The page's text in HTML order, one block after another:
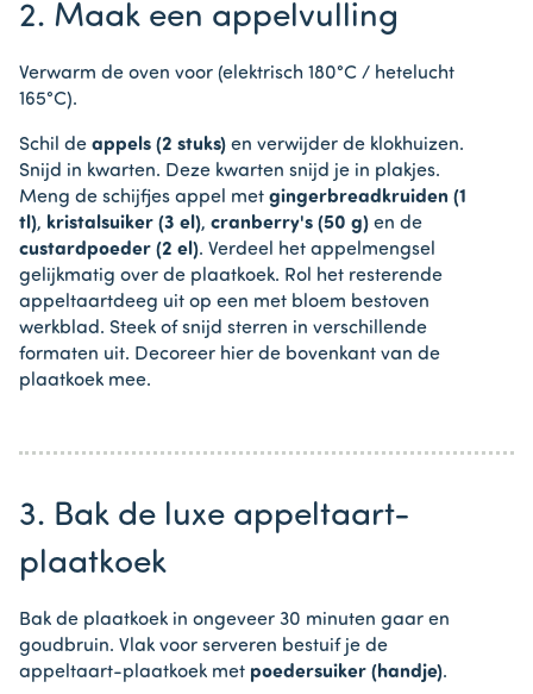
2. Maak een appelvulling
Verwarm de oven voor (elektrisch 180°C / hetelucht
165°C).
Schil de appels (2 stuks) en verwijder de klokhuizen.
Snijd in kwarten. Deze kwarten snijd je in plakjes.
Meng de schijfjes appel met gingerbreadkruiden (1
tl), kristalsuiker (3 el), cranberry's (50 g) en de
custardpoeder (2 el). Verdeel het appelmengsel
gelijkmatig over de plaatkoek. Rol het resterende
appeltaartdeeg uit op een met bloem bestoven
werkblad. Steek of snijd sterren in verschillende
formaten uit. Decoreer hier de bovenkant van de
plaatkoek mee.
3. Bak de luxe appeltaart-
plaatkoek
Bak de plaatkoek in ongeveer 30 minuten gaar en
goudbruin. Vlak voor serveren bestuif je de
appeltaart-plaatkoek met poedersuiker (handje).